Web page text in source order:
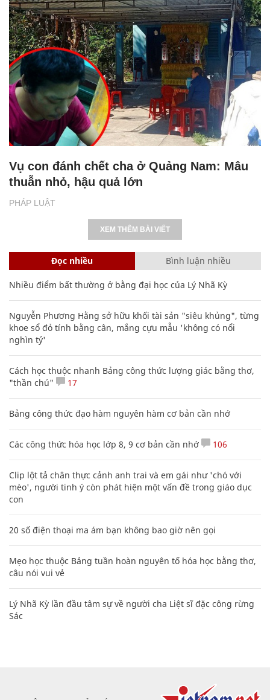
PHÁP LUẬT
Vụ con đánh chết cha ở Quảng Nam: Mâu
thuẫn nhỏ, hậu quả lớn
XEM THÊM BÀI VIẾT
Đọc nhiều Bình luận nhiều
Nhiều điểm bất thường ở bằng đại học của Lý Nhã Kỳ
Nguyễn Phương Hằng sở hữu khối tài sản "siêu khủng", từng
khoe sổ đỏ tính bằng cân, mắng cựu mẫu 'không có nổi
nghìn tỷ'
Cách học thuộc nhanh Bảng công thức lượng giác bằng thơ,
"thần chú"
17
Bảng công thức đạo hàm nguyên hàm cơ bản cần nhớ
Các công thức hóa học lớp 8, 9 cơ bản cần nhớ 106
Clip lột tả chân thực cảnh anh trai và em gái như 'chó với
mèo', người tinh ý còn phát hiện một vấn đề trong giáo dục
con
20 số điện thoại ma ám bạn không bao giờ nên gọi
Mẹo học thuộc Bảng tuần hoàn nguyên tố hóa học bằng thơ,
câu nói vui vẻ
Lý Nhã Kỳ lần đầu tâm sự về người cha Liệt sĩ đặc công rừng
Sác